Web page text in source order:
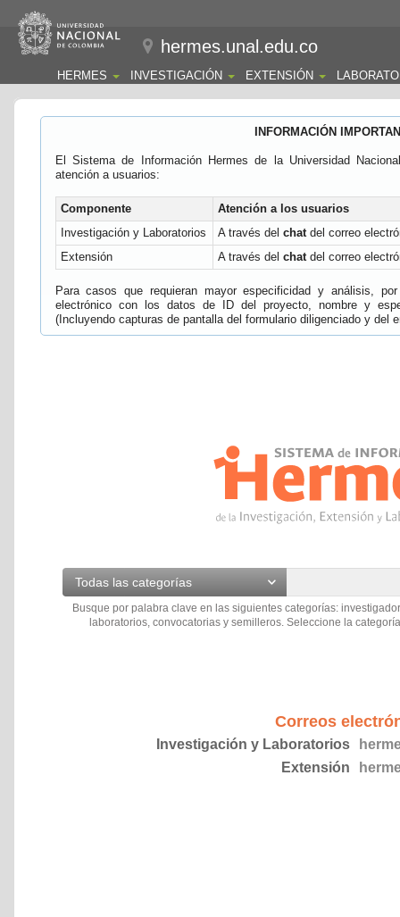
hermes.unal.edu.co
HERMES INVESTIGACIÓN EXTENSIÓN
INFORMACIÓN
El Sistema de Información Hermes de la Universidad
atención a usuarios:
Componente
Atención a los usuarios
Investigación y Laboratorios
A través del chatdel correo
Extensión
A través del chatdel correo
Para casos que requieran mayor especificidad y análisis,
electrónico con los datos de ID del proyecto, nombre y
(Incluyendo capturas de pantalla del formulario diligenciado y del
Todas las categorías
Busque por palabra clave en las siguientes categorías:
laboratorios, convocatorias y semilleros. Seleccione la
Correos
Investigación y Laboratorios
Extensión